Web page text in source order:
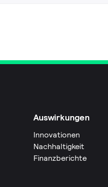
Auswirkungen
Innovationen
Nachhaltigkeit
Finanzberichte